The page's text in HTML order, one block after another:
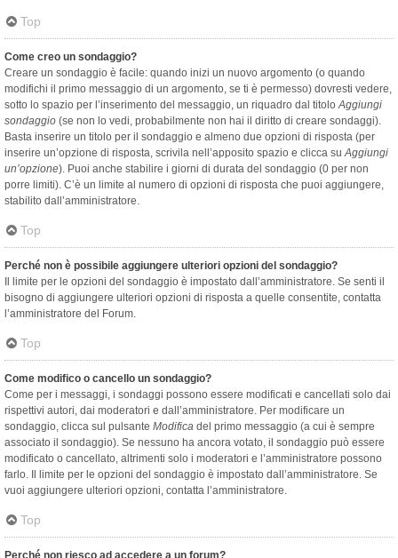
Top
Come creo un sondaggio?
Creare un sondaggio è facile: quando inizi un nuovo argomento (o quando
modifichi il primo messaggio di un argomento, se ti è permesso) dovresti vedere,
sotto lo spazio per l’inserimento del messaggio, un riquadro dal titoloAggiungi
sondaggio (se non lo vedi, probabilmente non hai il diritto di creare sondaggi).
Basta inserire un titolo per il sondaggio e almeno due opzioni di risposta (per
inserire un’opzione di risposta, scrivila nell’apposito spazio e clicca suAggiungi
un’opzione). Puoi anche stabilire i giorni di durata del sondaggio (0 per non
porre limiti). C’è un limite al numero di opzioni di risposta che puoi aggiungere,
stabilito dall’amministratore.
Top
Perché non è possibile aggiungere ulteriori opzioni del sondaggio?
Il limite per le opzioni del sondaggio è impostato dall’amministratore. Se senti il
bisogno di aggiungere ulteriori opzioni di risposta a quelle consentite, contatta
l’amministratore del Forum.
Top
Come modifico o cancello un sondaggio?
Come per i messaggi, i sondaggi possono essere modificati e cancellati solo dai
rispettivi autori, dai moderatori e dall’amministratore. Per modificare un
sondaggio, clicca sul pulsante Modifica del primo messaggio (a cui è sempre
associato il sondaggio). Se nessuno ha ancora votato, il sondaggio può essere
modificato o cancellato, altrimenti solo i moderatori e l’amministratore possono
farlo. Il limite per le opzioni del sondaggio è impostato dall’amministratore. Se
vuoi aggiungere ulteriori opzioni, contatta l’amministratore.
Top
Perché non riesco ad accedere a un forum?